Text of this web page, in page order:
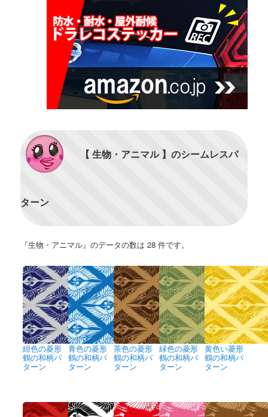
【 生物・アニマル 】のシームレスパ
ターン
『生物・アニマル』のデータの数は 28 件です。
紺色の菱形
鶴の和柄パ
ターン
青色の菱形
鶴の和柄パ
ターン
茶色の菱形
鶴の和柄パ
ターン
緑色の菱形
鶴の和柄パ
ターン
黄色い菱形
鶴の和柄パ
ターン